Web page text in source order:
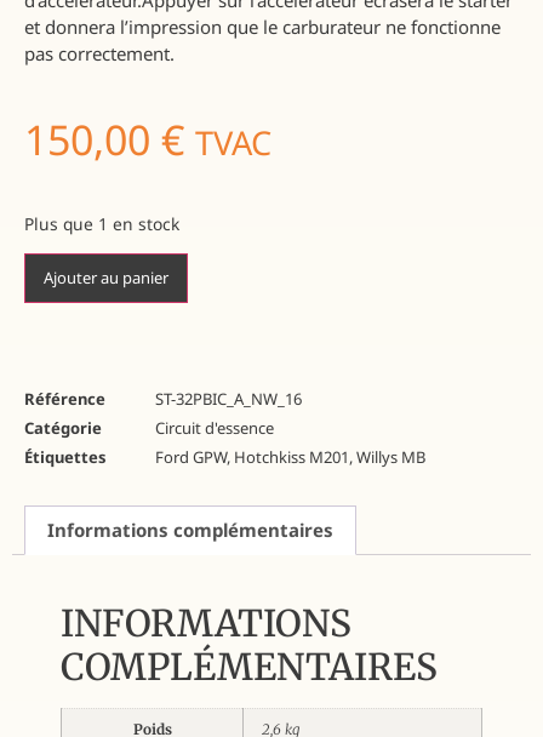
et donnera l’impression que le carburateur ne fonctionne
pas correctement.
150,00 € TVAC
Plus que 1 en stock
Ajouter au panier
Référence
ST-32PBIC_A_NW_16
Catégorie
Circuit d'essence
Étiquettes
Ford GPW, Hotchkiss M201,Willys MB
Informations complémentaires
INFORMATIONS
COMPLÉMENTAIRES
Poids 2,6 kg